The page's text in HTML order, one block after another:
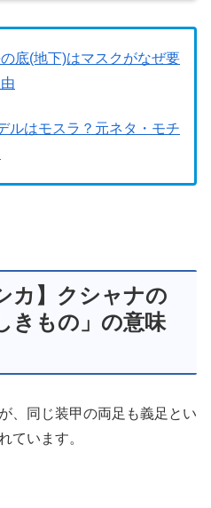
の底(地下)はマスクがなぜ要
ルはモスラ？元ネタ・モチ
カ】クシャナの
きもの」の意味
、同じ装甲の両足も義足とい
ています。